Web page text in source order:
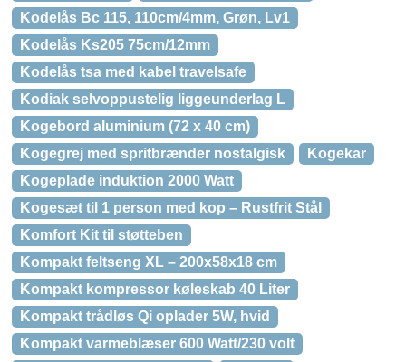
Kodelås Bc 115, 110cm/4mm, Grøn, Lv1
Kodelås Ks205 75cm/12mm
Kodelås tsa med kabel travelsafe
Kodiak selvoppustelig liggeunderlag L
Kogebord aluminium (72 x 40 cm)
Kogegrej med spritbrænder nostalgisk
Kogekar
Kogeplade induktion 2000 Watt
Kogesæt til 1 person med kop – Rustfrit Stål
Komfort Kit til støtteben
Kompakt feltseng XL – 200x58x18 cm
Kompakt kompressor køleskab 40 Liter
Kompakt trådløs Qi oplader 5W, hvid
Kompakt varmeblæser 600 Watt/230 volt